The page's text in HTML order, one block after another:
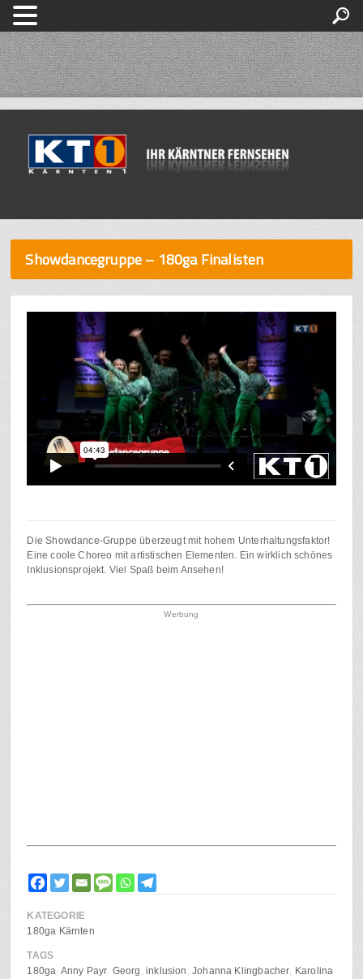
Showdancegruppe – 180ga Finalisten
Die Showdance-Gruppe überzeugt mit hohem Unterhaltungsfaktor!
Eine coole Choreo mit artistischen Elementen. Ein wirklich schönes
Inklusionsprojekt. Viel Spaß beim Ansehen!
Werbung
KATEGORIE
180ga Kärnten
TAGS
180ga Anny Payr Georg inklusion Johanna Klingbacher
Karolina